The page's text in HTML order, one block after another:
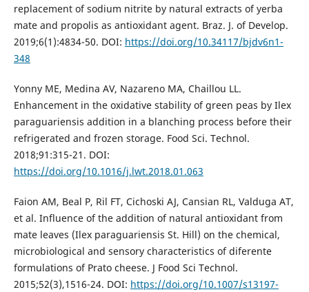
replacement of sodium nitrite by natural extracts of yerba
mate and propolis as antioxidant agent. Braz. J. of Develop.
2019;6(1):4834-50. DOI: https://doi.org/10.34117/bjdv6n1-
348
Yonny ME, Medina AV, Nazareno MA, Chaillou LL.
Enhancement in the oxidative stability of green peas by Ilex
paraguariensis addition in a blanching process before their
refrigerated and frozen storage. Food Sci. Technol.
2018;91:315-21. DOI:
https://doi.org/10.1016/j.lwt.2018.01.063
Faion AM, Beal P, Ril FT, Cichoski AJ, Cansian RL, Valduga AT,
et al. Influence of the addition of natural antioxidant from
mate leaves (Ilex paraguariensis St. Hill) on the chemical,
microbiological and sensory characteristics of diferente
formulations of Prato cheese. J Food Sci Technol.
2015;52(3),1516-24. DOI: https://doi.org/10.1007/s13197-